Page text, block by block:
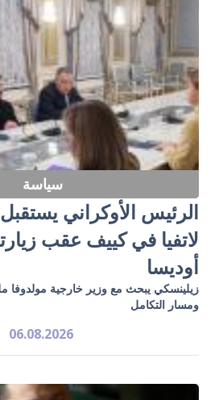
سياسة
الرئيس الأوكراني
لاتفيا في كييف عقب
أوديسا
زيلينسكي يبحث مع وزير خارجية مولدوفا
ومسار التكامل
06.08.2026